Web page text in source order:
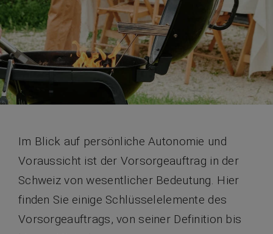
Im Blick auf persönliche Autonomie und
Voraussicht ist der Vorsorgeauftrag in der
Schweiz von wesentlicher Bedeutung. Hier
finden Sie einige Schlüsselelemente des
Vorsorgeauftrags, von seiner Definition bis